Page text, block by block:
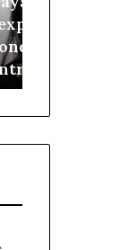
Kanga
nommé
Directeur
Général
fin
pour